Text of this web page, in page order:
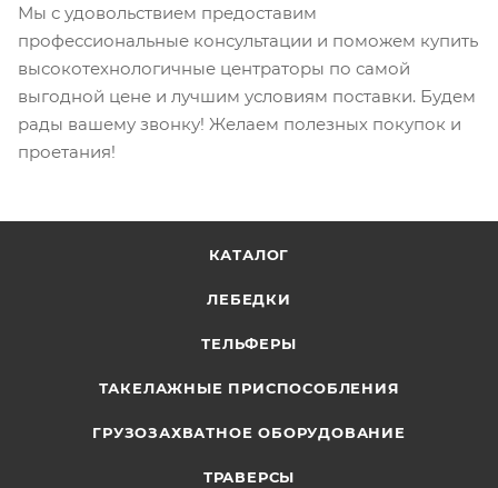
Мы с удовольствием предоставим
профессиональные консультации и поможем купить
высокотехнологичные центраторы по самой
выгодной цене и лучшим условиям поставки. Будем
рады вашему звонку! Желаем полезных покупок и
проетания!
КАТАЛОГ
ЛЕБЕДКИ
ТЕЛЬФЕРЫ
ТАКЕЛАЖНЫЕ ПРИСПОСОБЛЕНИЯ
ГРУЗОЗАХВАТНОЕ ОБОРУДОВАНИЕ
ТРАВЕРСЫ